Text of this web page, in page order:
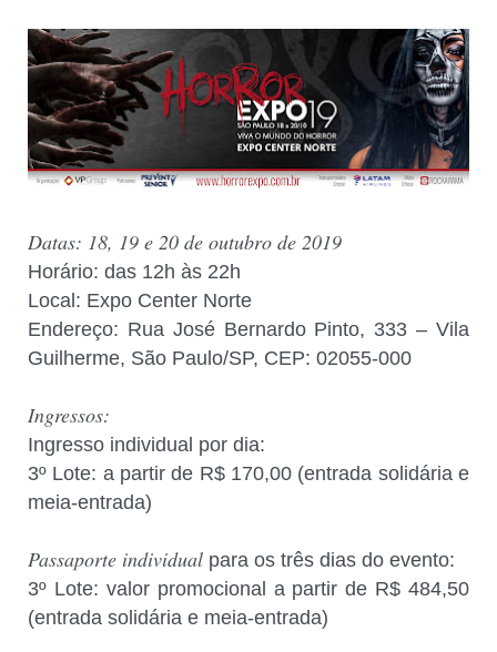
Datas: 18, 19 e 20 de outubro de 2019
Horário: das 12h às 22h
Local: Expo Center Norte
Endereço: Rua José Bernardo Pinto, 333 – Vila
Guilherme, São Paulo/SP, CEP: 02055-000
Ingressos:
Ingresso individual por dia:
3º Lote: a partir de R$ 170,00 (entrada solidária e
meia-entrada)
Passaporte individual para os três dias do evento:
3º Lote: valor promocional a partir de R$ 484,50
(entrada solidária e meia-entrada)